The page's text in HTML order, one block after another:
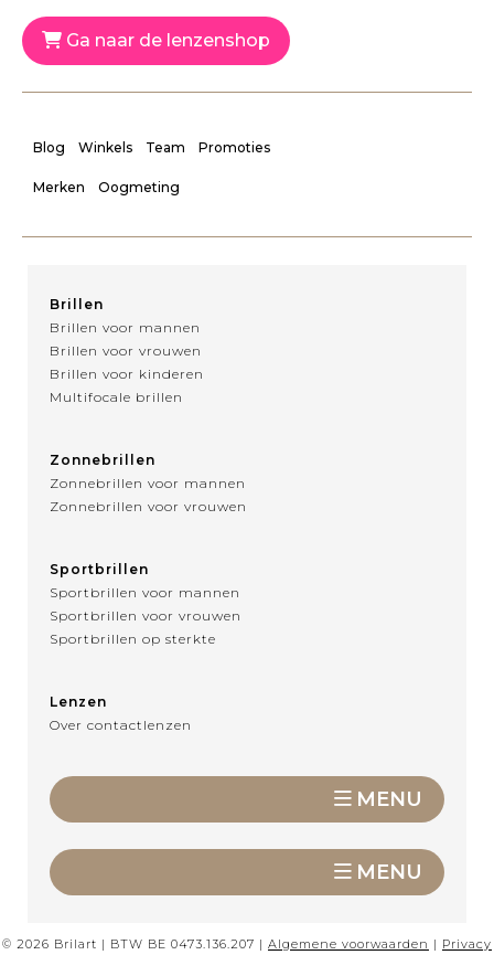
Ga naar de lenzenshop
Blog Winkels Team Promoties
Merken Oogmeting
Brillen
Brillen voor mannen
Brillen voor vrouwen
Brillen voor kinderen
Multifocale brillen
Zonnebrillen
Zonnebrillen voor mannen
Zonnebrillen voor vrouwen
Sportbrillen
Sportbrillen voor mannen
Sportbrillen voor vrouwen
Sportbrillen op sterkte
Lenzen
Over contactlenzen
MENU
MENU
© 2026 Brilart | BTW BE 0473.136.207 | Algemene voorwaarden | Privacy